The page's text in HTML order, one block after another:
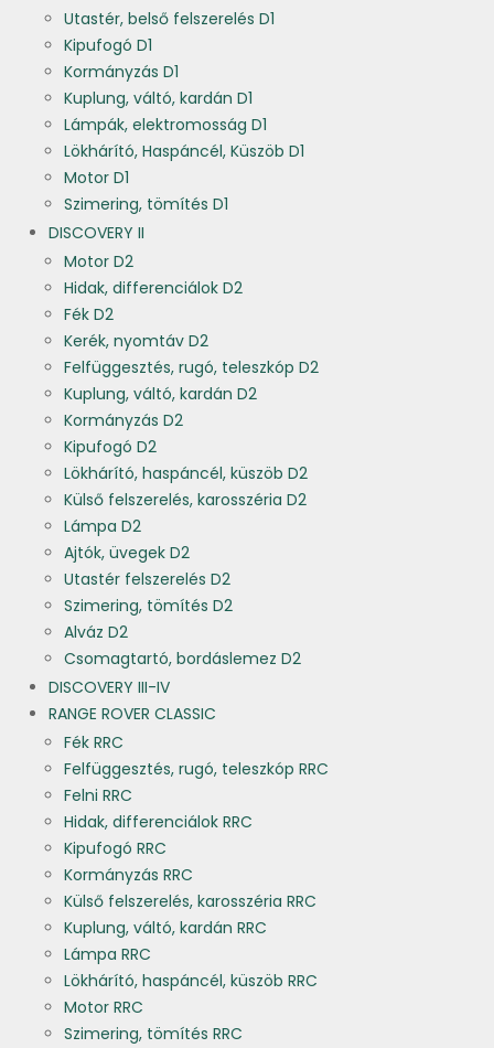
Utastér, belső felszerelés D1
Kipufogó D1
Kormányzás D1
Kuplung, váltó, kardán D1
Lámpák, elektromosság D1
Lökhárító, Haspáncél, Küszöb D1
Motor D1
Szimering, tömítés D1
DISCOVERY II
Motor D2
Hidak, differenciálok D2
Fék D2
Kerék, nyomtáv D2
Felfüggesztés, rugó, teleszkóp D2
Kuplung, váltó, kardán D2
Kormányzás D2
Kipufogó D2
Lökhárító, haspáncél, küszöb D2
Külső felszerelés, karosszéria D2
Lámpa D2
Ajtók, üvegek D2
Utastér felszerelés D2
Szimering, tömítés D2
Alváz D2
Csomagtartó, bordáslemez D2
DISCOVERY III-IV
RANGE ROVER CLASSIC
Fék RRC
Felfüggesztés, rugó, teleszkóp RRC
Felni RRC
Hidak, differenciálok RRC
Kipufogó RRC
Kormányzás RRC
Külső felszerelés, karosszéria RRC
Kuplung, váltó, kardán RRC
Lámpa RRC
Lökhárító, haspáncél, küszöb RRC
Motor RRC
Szimering, tömítés RRC